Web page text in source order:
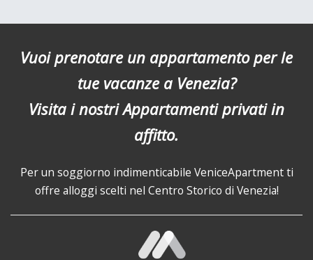
Vuoi prenotare un appartamento per le
tue vacanze a Venezia?
Visita i nostri Appartamenti privati in
affitto.
Per un soggiorno indimenticabile VeniceApartment ti
offre alloggi scelti nel Centro Storico di Venezia!